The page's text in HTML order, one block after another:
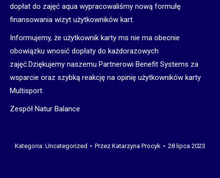
dopłat do zajęć aqua wypracowaliśmy nową formułę
finansowania wizyt użytkowników kart.
Informujemy, że użytkownik karty ms nie ma obecnie
obowiązku wnosić dopłaty do każdorazowych
zajęć.Dziękujemy naszemu Partnerowi Benefit Systems za
wsparcie oraz szybką reakcję na opinię użytkowników karty
Multisport.
Zespół Natur Balance
Kategoria: Uncategorized Przez Katarzyna Procyk 28 lipca 2023